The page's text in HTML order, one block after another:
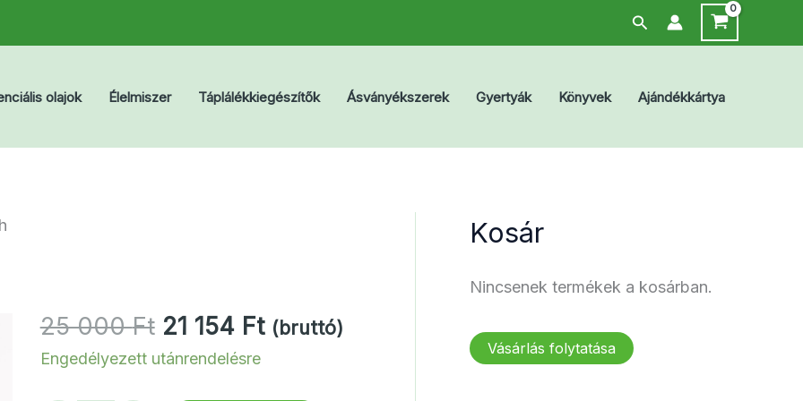
Search
olajok Élelmiszer Táplálékkiegészítők Ásványékszerek Gyertyák Könyvek Ajándékkártya
25 000Ft Original
price
21 154 FtCurrent
(bruttó)
Engedélyezett utánrendelésre
Kosár
Nincsenek termékek a kosárban.
Vásárlás folytatása